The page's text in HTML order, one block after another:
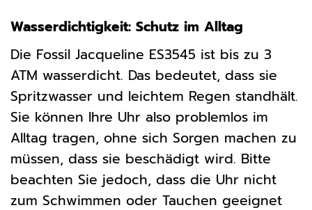
Wasserdichtigkeit: Schutz im Alltag
Die Fossil Jacqueline ES3545 ist bis zu 3
ATM wasserdicht. Das bedeutet, dass sie
Spritzwasser und leichtem Regen standhält.
Sie können Ihre Uhr also problemlos im
Alltag tragen, ohne sich Sorgen machen zu
müssen, dass sie beschädigt wird. Bitte
beachten Sie jedoch, dass die Uhr nicht
zum Schwimmen oder Tauchen geeignet